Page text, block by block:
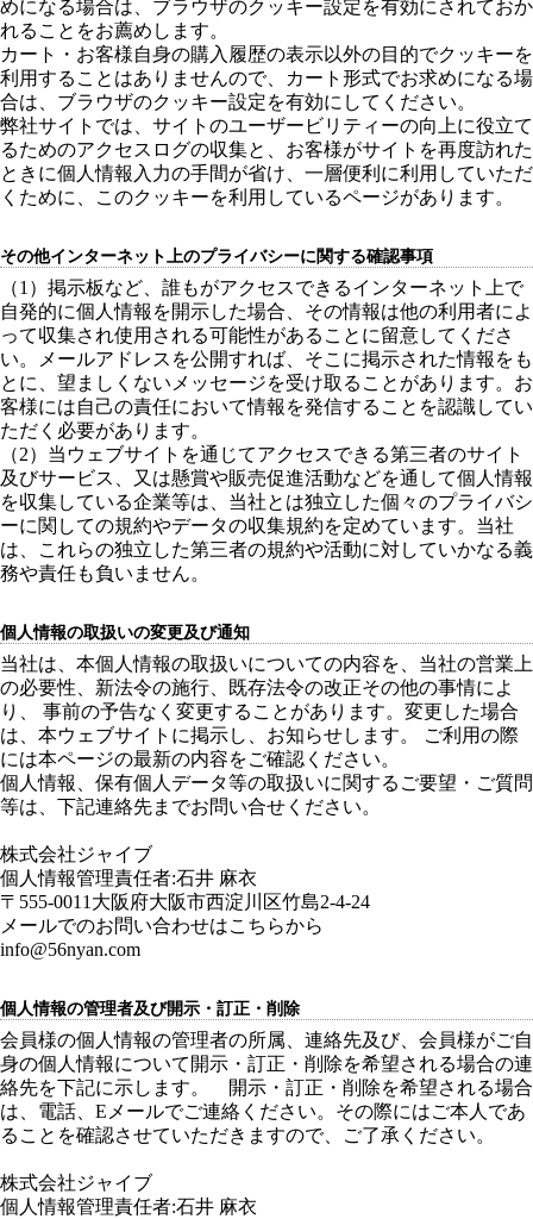
めになる場合は、ブラウザのクッキー設定を有効にされておか
れることをお薦めします。
カート・お客様自身の購入履歴の表示以外の目的でクッキーを
利用することはありませんので、カート形式でお求めになる場
合は、ブラウザのクッキー設定を有効にしてください。
弊社サイトでは、サイトのユーザービリティーの向上に役立て
るためのアクセスログの収集と、お客様がサイトを再度訪れた
ときに個人情報入力の手間が省け、一層便利に利用していただ
くために、このクッキーを利用しているページがあります。
その他インターネット上のプライバシーに関する確認事項
（1）掲示板など、誰もがアクセスできるインターネット上で
自発的に個人情報を開示した場合、その情報は他の利用者によ
って収集され使用される可能性があることに留意してくださ
い。メールアドレスを公開すれば、そこに掲示された情報をも
とに、望ましくないメッセージを受け取ることがあります。お
客様には自己の責任において情報を発信することを認識してい
ただく必要があります。
（2）当ウェブサイトを通じてアクセスできる第三者のサイト
及びサービス、又は懸賞や販売促進活動などを通して個人情報
を収集している企業等は、当社とは独立した個々のプライバシ
ーに関しての規約やデータの収集規約を定めています。当社
は、これらの独立した第三者の規約や活動に対していかなる義
務や責任も負いません。
個人情報の取扱いの変更及び通知
当社は、本個人情報の取扱いについての内容を、当社の営業上
の必要性、新法令の施行、既存法令の改正その他の事情によ
り、 事前の予告なく変更することがあります。変更した場合
は、本ウェブサイトに掲示し、お知らせします。 ご利用の際
には本ページの最新の内容をご確認ください。
個人情報、保有個人データ等の取扱いに関するご要望・ご質問
等は、下記連絡先までお問い合せください。
株式会社ジャイブ
個人情報管理責任者:石井 麻衣
〒555-0011大阪府大阪市西淀川区竹島2-4-24
メールでのお問い合わせはこちらから
info@56nyan.com
個人情報の管理者及び開示・訂正・削除
会員様の個人情報の管理者の所属、連絡先及び、会員様がご自
身の個人情報について開示・訂正・削除を希望される場合の連
絡先を下記に示します。 開示・訂正・削除を希望される場合
は、電話、Eメールでご連絡ください。その際にはご本人であ
ることを確認させていただきますので、ご了承ください。
株式会社ジャイブ
個人情報管理責任者:石井 麻衣